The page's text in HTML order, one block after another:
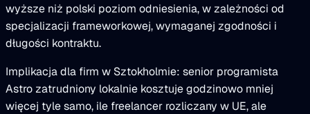
wyższe niż polski poziom odniesienia, w zależności od
specjalizacji frameworkowej, wymaganej zgodności i
długości kontraktu.
Implikacja dla firm w Sztokholmie: senior programista
Astro zatrudniony lokalnie kosztuje godzinowo mniej
więcej tyle samo, ile freelancer rozliczany w UE, ale